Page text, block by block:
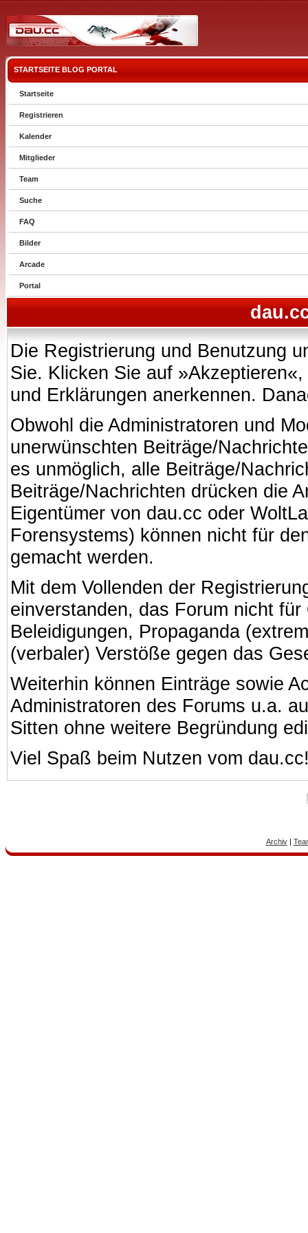
STARTSEITE BLOG PORTAL
Startseite
Registrieren
Kalender
Mitglieder
Team
Suche
FAQ
Bilder
Arcade
Portal
Die Registrierung und Benutzung
Sie. Klicken Sie auf
und Erklärungen anerkennen.
Obwohl die Administratoren und
unerwünschten Beiträge/
es unmöglich, alle Beiträge/
Beiträge/Nachrichten drücken die
Eigentümer von dau.cc oder
Forensystems) können nicht für
gemacht werden.
Mit dem Vollenden der
einverstanden, das Forum nicht
Beleidigungen, Propaganda
(verbaler) Verstöße gegen das
Weiterhin können Einträge sowie
Administratoren des Forums u.a.
Sitten ohne weitere Begründung
Viel Spaß beim Nutzen vom
Archiv|